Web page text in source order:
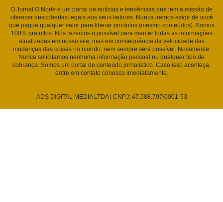
O Jornal O Norte é um portal de notícias e tendências que tem a missão de
oferecer descobertas legais aos seus leitores. Nunca iremos exigir de você
que pague qualquer valor para liberar produtos (mesmo conteúdos). Somos
100% gratuitos. Nós fazemos o possível para manter todas as informações
atualizadas em nosso site, mas em consequência da velocidade das
mudanças das coisas no mundo, nem sempre será possível. Novamente:
Nunca solicitamos nenhuma informação pessoal ou qualquer tipo de
cobrança. Somos um portal de conteúdo jornalístico. Caso isso aconteça,
entre em contato conosco imediatamente.
ADS DIGITAL MEDIA LTDA | CNPJ: 47.588.797/0001-53